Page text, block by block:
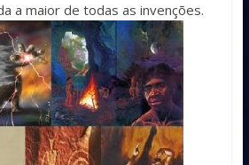
a maior de todas as invenções.